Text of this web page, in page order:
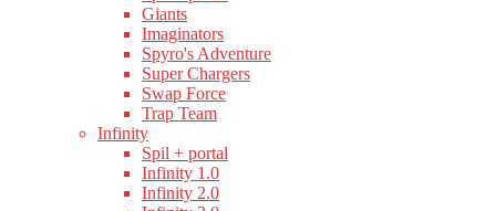
Giants
Imaginators
Spyro's Adventure
Super Chargers
Swap Force
Trap Team
Infinity
Spil + portal
Infinity 1.0
Infinity 2.0